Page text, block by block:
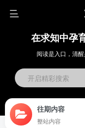
在求知中孕
阅读是入口，清
开启精彩搜索
往期内容
整站内容